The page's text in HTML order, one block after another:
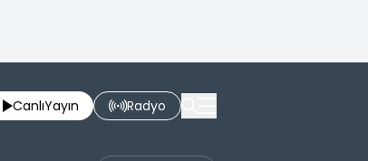
CanlıYayın Radyo